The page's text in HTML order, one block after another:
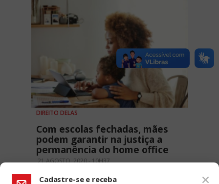
DIREITO DELAS
Com escolas fechadas, mães
podem garantir na justiça a
permanência do home office
21 AGOSTO, 2020 - 10H37
Cadastre-se e receba